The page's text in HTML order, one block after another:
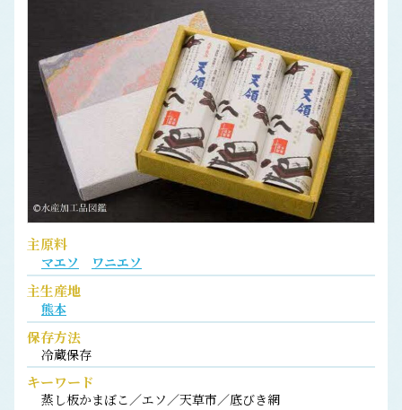
主原料
マエソ ワニエソ
主生産地
熊本
保存方法
冷蔵保存
キーワード
蒸し板かまぼこ／エソ／天草市／底びき網